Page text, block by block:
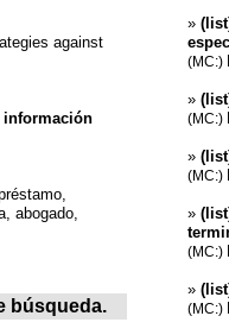
against
información
abogado,
búsqueda.
»
(MC:)
»
(MC:)
»
(MC:)
»
(MC:)
»
(MC:)